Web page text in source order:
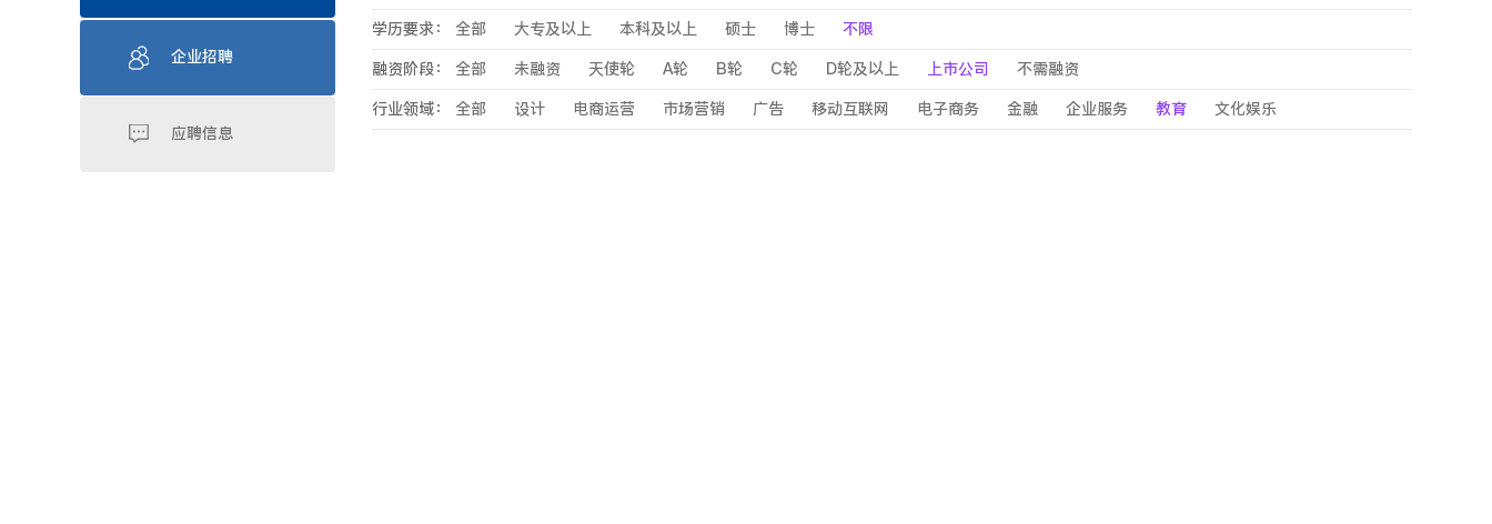
企业招聘
应聘信息
学历要求： 全部 大专及以上 本科及以上 硕士 博士 不限
融资阶段： 全部 未融资 天使轮 A轮 B轮 C轮 D轮及以上 上市公司 不需融资
行业领域： 全部 设计 电商运营 市场营销 广告 移动互联网 电子商务 金融 企业服务 教育 文化娱乐